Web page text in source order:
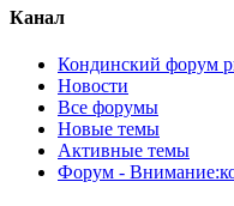
Канал
Кондинский форум
Новости
Все форумы
Новые темы
Активные темы
Форум -